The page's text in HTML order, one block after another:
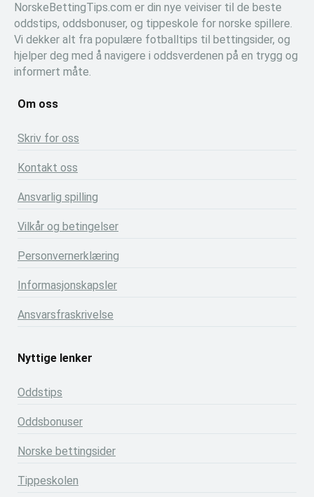
NorskeBettingTips.com er din nye veiviser til de beste
oddstips, oddsbonuser, og tippeskole for norske spillere.
Vi dekker alt fra populære fotballtips til bettingsider, og
hjelper deg med å navigere i oddsverdenen på en trygg og
informert måte.
Om oss
Skriv for oss
Kontakt oss
Ansvarlig spilling
Vilkår og betingelser
Personvernerklæring
Informasjonskapsler
Ansvarsfraskrivelse
Nyttige lenker
Oddstips
Oddsbonuser
Norske bettingsider
Tippeskolen